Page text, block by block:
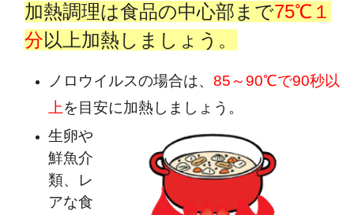
加熱調理は食品の中心部まで75℃１
分以上加熱しましょう。
ノロウイルスの場合は、85～90℃で90秒以
上を目安に加熱しましょう。
生卵や
鮮魚介
類、レ
アな食